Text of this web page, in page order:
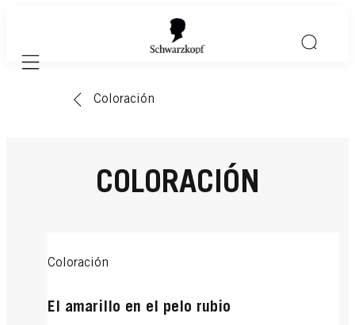
Mobile navigation
Coloración
COLORACIÓN
Coloración
El amarillo en el pelo rubio